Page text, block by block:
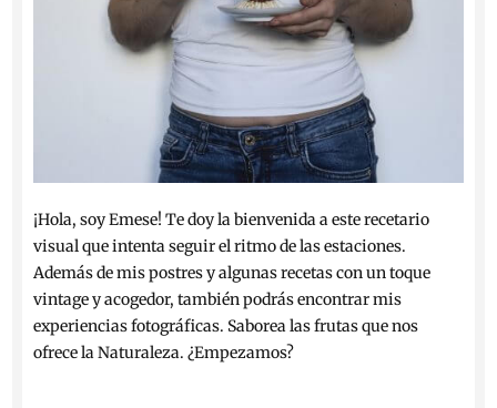
¡Hola, soy Emese! Te doy la bienvenida a este recetario
visual que intenta seguir el ritmo de las estaciones.
Además de mis postres y algunas recetas con un toque
vintage y acogedor, también podrás encontrar mis
experiencias fotográficas. Saborea las frutas que nos
ofrece la Naturaleza. ¿Empezamos?